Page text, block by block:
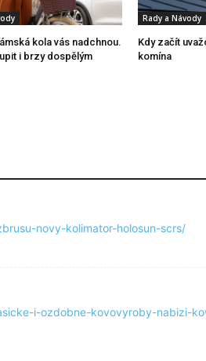
kola vás nadchnou.
i brzy dospělým
Rady a Návody
Kdy začít
komína
novy-kolimator-holosun-scrs/
i-ozdobne-kovovyroby-nabizi-